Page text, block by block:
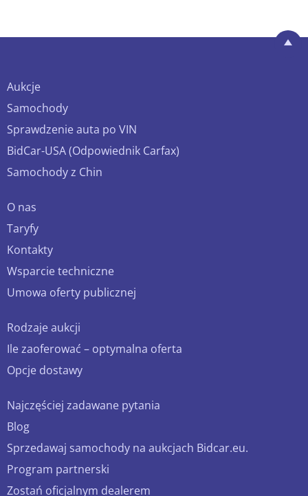
Aukcje
Samochody
Sprawdzenie auta po VIN
BidCar-USA (Odpowiednik Carfax)
Samochody z Chin
O nas
Taryfy
Kontakty
Wsparcie techniczne
Umowa oferty publicznej
Rodzaje aukcji
Ile zaoferować – optymalna oferta
Opcje dostawy
Najczęściej zadawane pytania
Blog
Sprzedawaj samochody na aukcjach Bidcar.eu.
Program partnerski
Zostań oficjalnym dealerem